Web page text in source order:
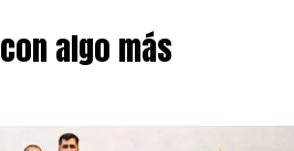
algo más